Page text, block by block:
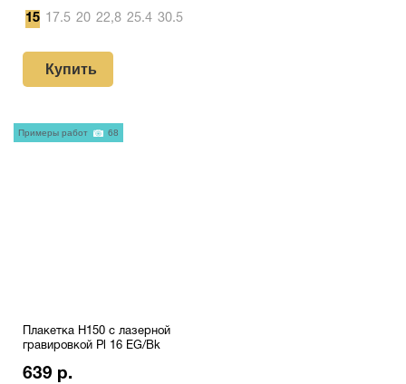
15 17.5 20 22,8 25.4 30.5
Купить
Плакетка H150 с лазерной
гравировкой Pl 16 EG/Bk
639 р.
Примеры работ 68